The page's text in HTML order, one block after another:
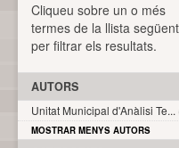
Cliqueu sobre un o més
termes de la llista següent
per filtrar els resultats.
AUTORS
Unitat Municipal d'Anàlisi Te...
MOSTRAR MENYS AUTORS